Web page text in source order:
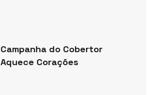
Campanha do Cobertor
Aquece Corações